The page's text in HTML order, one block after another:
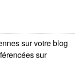
sur votre blog
sur